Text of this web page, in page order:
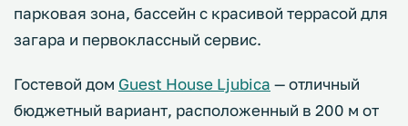
парковая зона, бассейн с красивой террасой для
загара и первоклассный сервис.
Гостевой дом Guest House Ljubica — отличный
бюджетный вариант, расположенный в 200 м от